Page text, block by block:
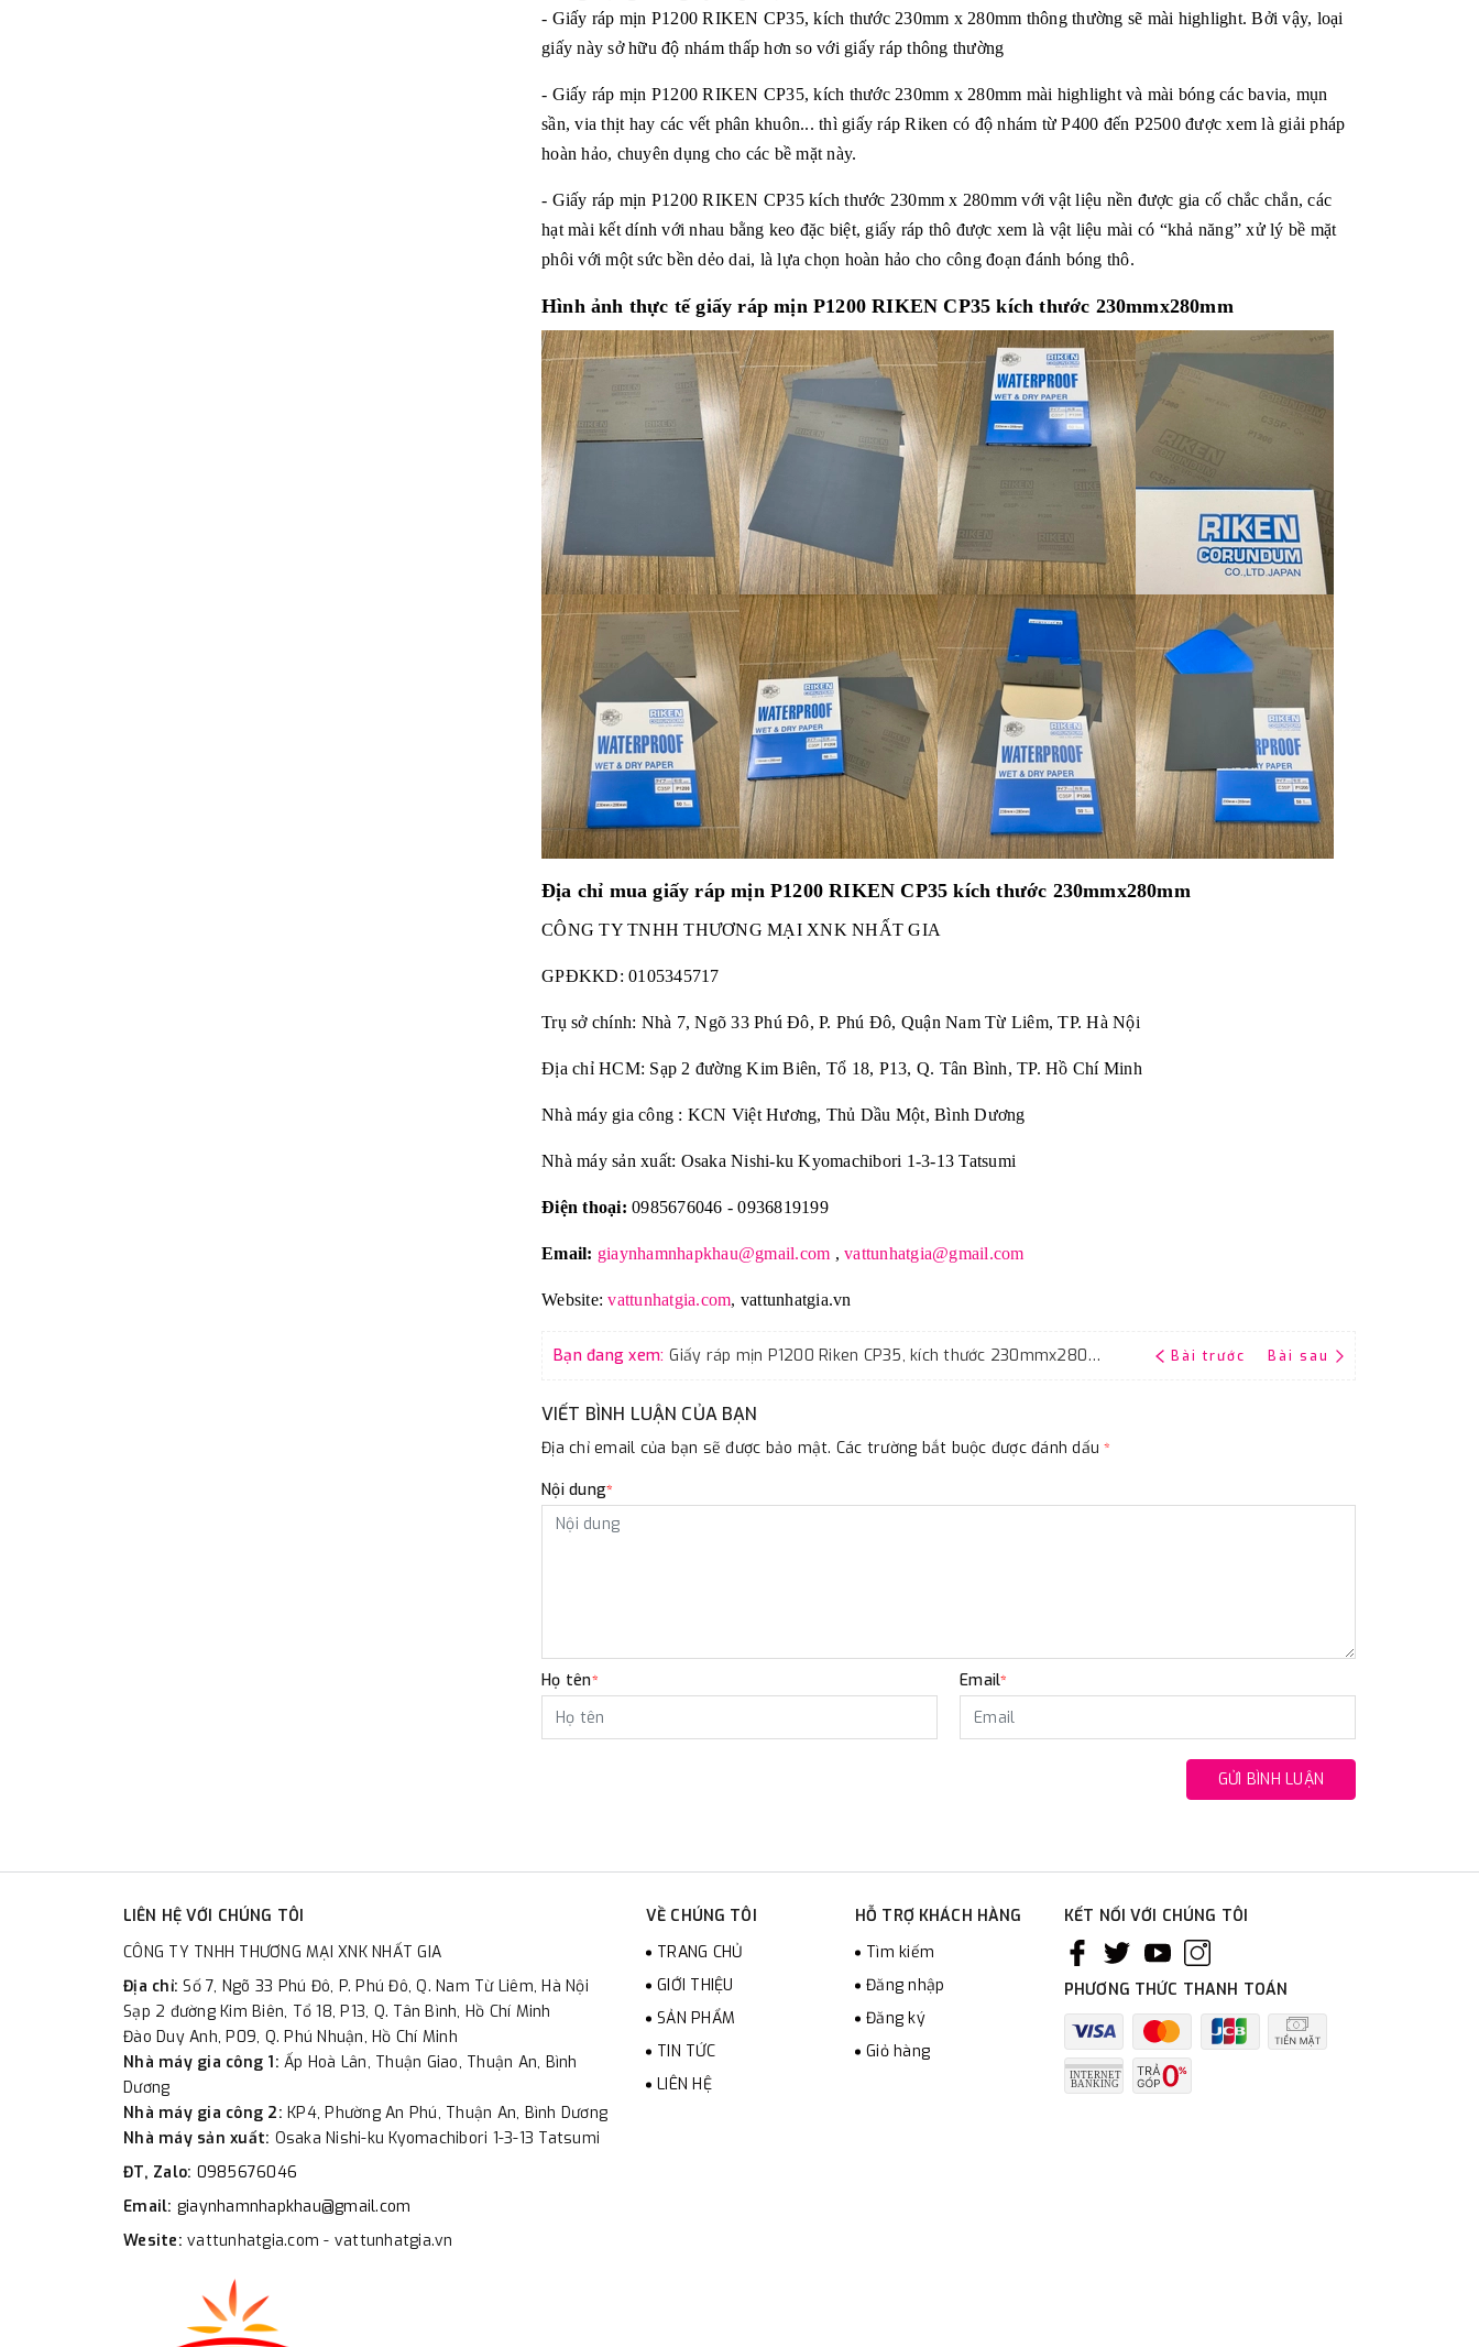
- Giấy ráp mịn P1200 RIKEN CP35, kích thước 230mm x 280mm thông thường sẽ mài highlight. Bởi vậy, loại
giấy này sở hữu độ nhám thấp hơn so với giấy ráp thông thường
- Giấy ráp mịn P1200 RIKEN CP35, kích thước 230mm x 280mm mài highlight và mài bóng các bavia, mụn
sần, via thịt hay các vết phân khuôn... thì giấy ráp Riken có độ nhám từ P400 đến P2500 được xem là giải pháp
hoàn hảo, chuyên dụng cho các bề mặt này.
- Giấy ráp mịn P1200 RIKEN CP35 kích thước 230mm x 280mm với vật liệu nền được gia cố chắc chắn, các
hạt mài kết dính với nhau bằng keo đặc biệt, giấy ráp thô được xem là vật liệu mài có “khả năng” xử lý bề mặt
phôi với một sức bền dẻo dai, là lựa chọn hoàn hảo cho công đoạn đánh bóng thô.
Hình ảnh thực tế giấy ráp mịn P1200 RIKEN CP35 kích thước 230mmx280mm
Địa chỉ mua giấy ráp mịn P1200 RIKEN CP35 kích thước 230mmx280mm
CÔNG TY TNHH THƯƠNG MẠI XNK NHẤT GIA
GPĐKKD: 0105345717
Trụ sở chính: Nhà 7, Ngõ 33 Phú Đô, P. Phú Đô, Quận Nam Từ Liêm, TP. Hà Nội
Địa chỉ HCM: Sạp 2 đường Kim Biên, Tổ 18, P13, Q. Tân Bình, TP. Hồ Chí Minh
Nhà máy gia công : KCN Việt Hương, Thủ Dầu Một, Bình Dương
Nhà máy sản xuất: Osaka Nishi-ku Kyomachibori 1-3-13 Tatsumi
Điện thoại: 0985676046 - 0936819199
Email: giaynhamnhapkhau@gmail.com , vattunhatgia@gmail.com
Website: vattunhatgia.com, vattunhatgia.vn
Bạn đang xem: Giấy ráp mịn P1200 Riken CP35, kích thước 230mmx280mm, màu đen Bài trước Bài sau
VIẾT BÌNH LUẬN CỦA BẠN
Địa chỉ email của bạn sẽ được bảo mật. Các trường bắt buộc được đánh dấu*
Nội dung*
Họ tên* Email*
GỬI BÌNH LUẬN
LIÊN HỆ VỚI CHÚNG TÔI
CÔNG TY TNHH THƯƠNG MẠI XNK NHẤT GIA
Địa chỉ:Số 7, Ngõ 33 Phú Đô, P. Phú Đô, Q. Nam Từ Liêm, Hà Nội
Sạp 2 đường Kim Biên, Tổ 18, P13, Q. Tân Bình, Hồ Chí Minh
Đào Duy Anh, P09, Q. Phú Nhuận, Hồ Chí Minh
Nhà máy gia công 1: Ấp Hoà Lân, Thuận Giao, Thuận An, Bình
Dương
Nhà máy gia công 2: KP4, Phường An Phú, Thuận An, Bình Dương
Nhà máy sản xuất: Osaka Nishi-ku Kyomachibori 1-3-13 Tatsumi
ĐT, Zalo: 0985676046
Email: giaynhamnhapkhau@gmail.com
Wesite: vattunhatgia.com - vattunhatgia.vn
VỀ CHÚNG TÔI
TRANG CHỦ
GIỚI THIỆU
SẢN PHẨM
TIN TỨC
LIÊN HỆ
HỖ TRỢ KHÁCH HÀNG
Tìm kiếm
Đăng nhập
Đăng ký
Giỏ hàng
KẾT NỐI VỚI CHÚNG TÔI
PHƯƠNG THỨC THANH TOÁN